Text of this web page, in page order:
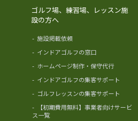
ゴルフ場、練習場、レッスン施
設の方へ
- 施設掲載依頼
- インドアゴルフの窓口
- ホームページ制作・保守代行
- インドアゴルフの集客サポート
- ゴルフレッスンの集客サポート
-
【初期費用無料】事業者向けサービ
ス一覧